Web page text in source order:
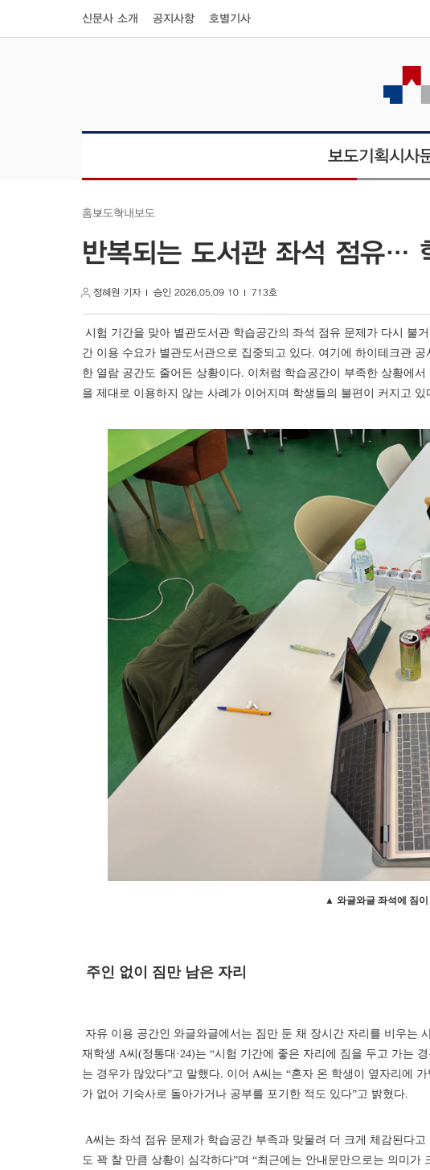
신문사 소개 공지사항 호별기사
보도기획시사
홈보도 학내보도
반복되는 도서관 좌석 점유…
정혜원 기자 승인 2026.05.09 10 713호
시험 기간을 맞아 별관도서관 학습공간의 좌석 점유 문제가 다시 불
간 이용 수요가 별관도서관으로 집중되고 있다. 여기에 하이테크관
한 열람 공간도 줄어든 상황이다. 이처럼 학습공간이 부족한 상황에
을 제대로 이용하지 않는 사례가 이어지며 학생들의 불편이 커지고 있
▲ 와글와글 좌석에 짐
주인 없이 짐만 남은 자리
자유 이용 공간인 와글와글에서는 짐만 둔 채 장시간 자리를 비우는
재학생 A씨(정통대·24)는 “시험 기간에 좋은 자리에 짐을 두고 가는
는 경우가 많았다”고 말했다. 이어 A씨는 “혼자 온 학생이 옆자리에
가 없어 기숙사로 돌아가거나 공부를 포기한 적도 있다”고 밝혔다.
A씨는 좌석 점유 문제가 학습공간 부족과 맞물려 더 크게 체감된다
도 꽉 찰 만큼 상황이 심각하다”며 “최근에는 안내문만으로는 의미